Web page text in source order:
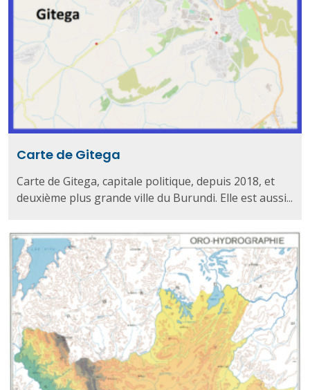
Carte de Gitega
Carte de Gitega, capitale politique, depuis 2018, et
deuxième plus grande ville du Burundi. Elle est aussi...